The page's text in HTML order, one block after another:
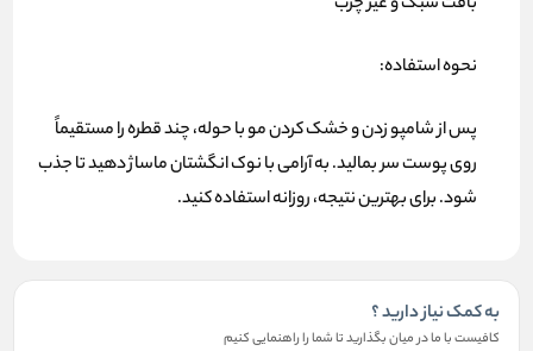
نحوه استفاده:
پس از شامپو زدن و خشک کردن مو با حوله، چند قطره را مستقیماً
روی پوست سر بمالید. به آرامی با نوک انگشتان ماساژ دهید تا جذب
شود. برای بهترین نتیجه، روزانه استفاده کنید.
به کمک نیاز دارید ؟
کافیست با ما در میان بگذارید تا شما را راهنمایی کنیم